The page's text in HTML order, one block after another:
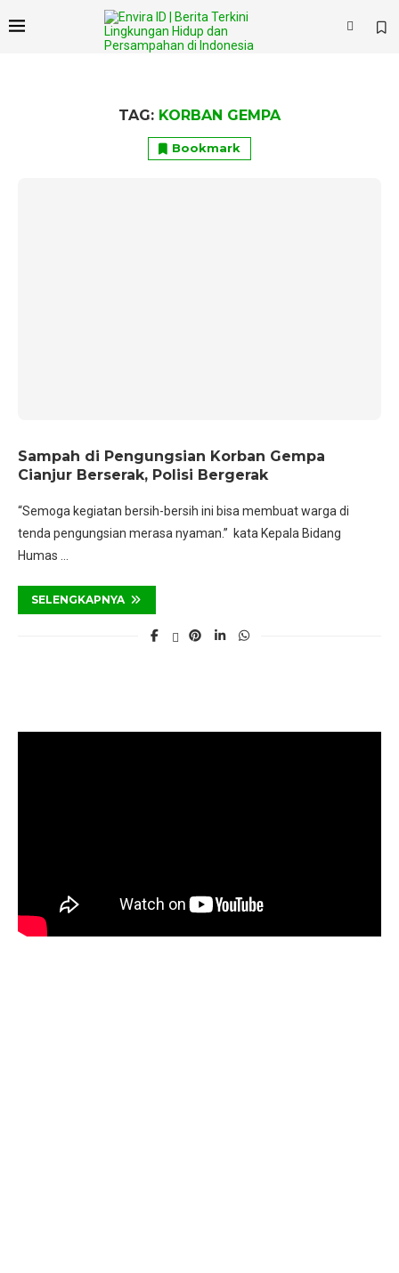
TAG: KORBAN GEMPA
Bookmark
Sampah di Pengungsian Korban Gempa
Cianjur Berserak, Polisi Bergerak
“Semoga kegiatan bersih-bersih ini bisa membuat warga di
tenda pengungsian merasa nyaman.” kata Kepala Bidang
Humas …
SELENGKAPNYA